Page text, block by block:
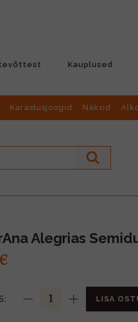
Kauplused
Karastusjoogid Näksid
Alegrias
LISA